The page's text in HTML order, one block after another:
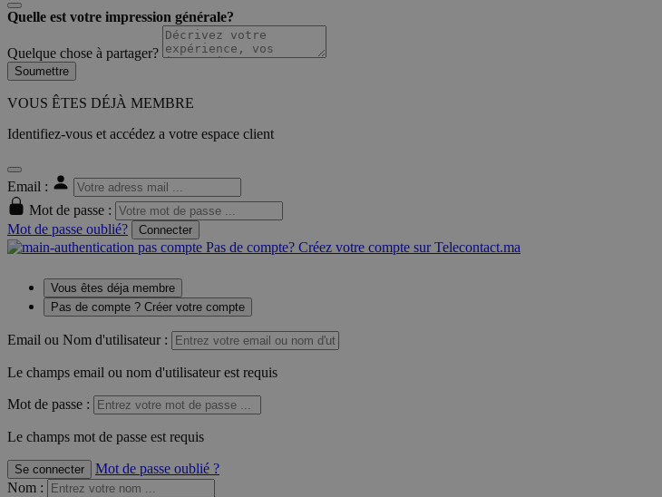
Quelle est votre impression générale?
Quelque chose à partager?
Soumettre
VOUS ÊTES DÉJÀ MEMBRE
Identifiez-vous et accédez a votre espace client
Email :
Mot de passe :
Mot de passe oublié?
Connecter
Pas de compte? Créez votre compte sur Telecontact.ma
Vous êtes déja membre
Pas de compte ? Créer votre compte
Email ou Nom d'utilisateur :
Le champs email ou nom d'utilisateur est requis
Mot de passe :
Le champs mot de passe est requis
Se connecter
Mot de passe oublié ?
Nom :